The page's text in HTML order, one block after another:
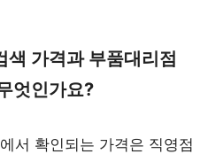
색 가격과 부품대리점
엇인가요?
서 확인되는 가격은 직영점